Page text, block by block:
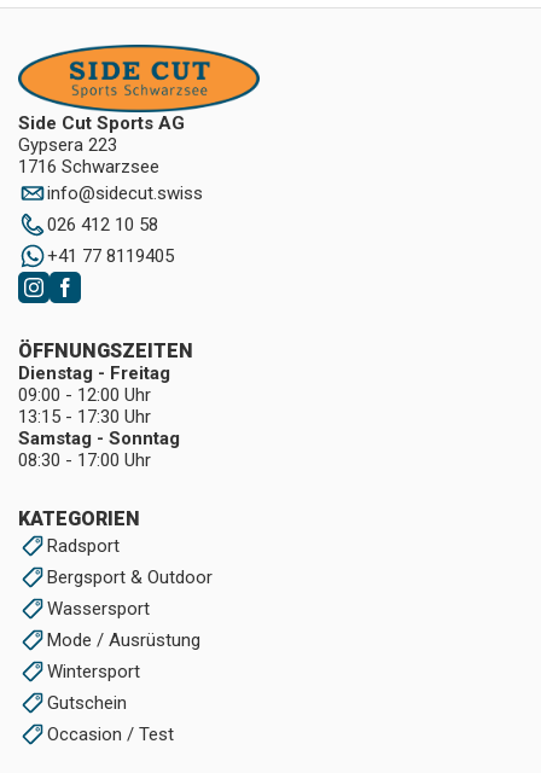
Side Cut Sports AG
Gypsera 223
1716 Schwarzsee
info@sidecut.swiss
026 412 10 58
+41 77 8119405
KATEGORIEN
Radsport
Bergsport & Outdoor
Wassersport
Mode / Ausrüstung
Wintersport
Gutschein
Occasion / Test
ÖFFNUNGSZEITEN
Dienstag - Freitag
09:00 - 12:00 Uhr
13:15 - 17:30 Uhr
Samstag - Sonntag
08:30 - 17:00 Uhr